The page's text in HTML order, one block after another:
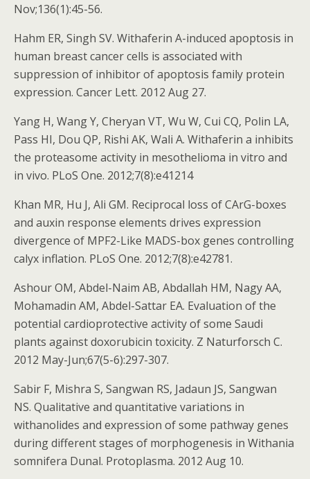
Nov;136(1):45-56.
Hahm ER, Singh SV. Withaferin A-induced apoptosis in
human breast cancer cells is associated with
suppression of inhibitor of apoptosis family protein
expression. Cancer Lett. 2012 Aug 27.
Yang H, Wang Y, Cheryan VT, Wu W, Cui CQ, Polin LA,
Pass HI, Dou QP, Rishi AK, Wali A. Withaferin a inhibits
the proteasome activity in mesothelioma in vitro and
in vivo. PLoS One. 2012;7(8):e41214
Khan MR, Hu J, Ali GM. Reciprocal loss of CArG-boxes
and auxin response elements drives expression
divergence of MPF2-Like MADS-box genes controlling
calyx inflation. PLoS One. 2012;7(8):e42781.
Ashour OM, Abdel-Naim AB, Abdallah HM, Nagy AA,
Mohamadin AM, Abdel-Sattar EA. Evaluation of the
potential cardioprotective activity of some Saudi
plants against doxorubicin toxicity. Z Naturforsch C.
2012 May-Jun;67(5-6):297-307.
Sabir F, Mishra S, Sangwan RS, Jadaun JS, Sangwan
NS. Qualitative and quantitative variations in
withanolides and expression of some pathway genes
during different stages of morphogenesis in Withania
somnifera Dunal. Protoplasma. 2012 Aug 10.